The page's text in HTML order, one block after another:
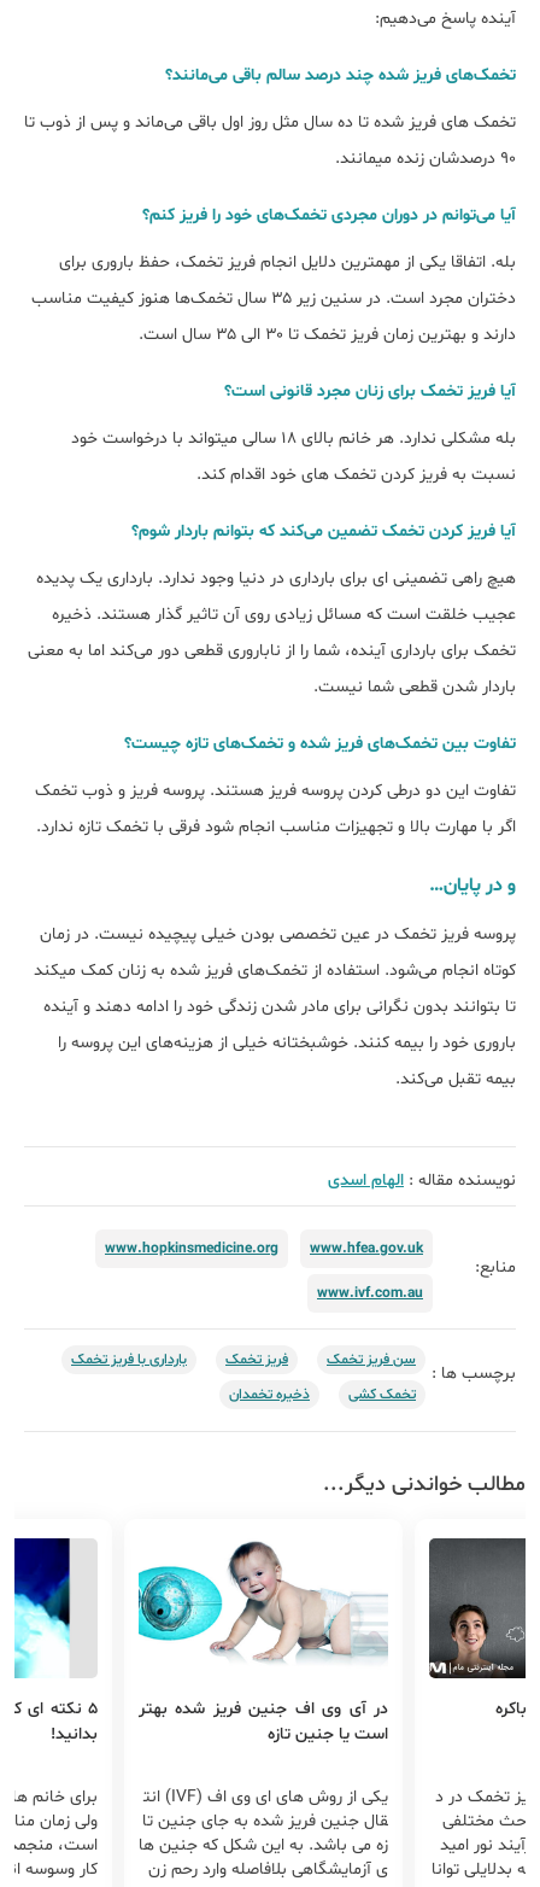
آینده پاسخ می‌دهیم:
تخمک‌های فریز شده چند درصد سالم باقی می‌مانند؟
تخمک های فریز شده تا ده سال مثل روز اول باقی می‌ماند و پس از ذوب تا
۹۰ درصدشان زنده میمانند.
آیا می‌توانم در دوران مجردی تخمک‌های خود را فریز کنم؟
بله. اتفاقا یکی از مهمترین دلایل انجام فریز تخمک، حفظ باروری برای
دختران مجرد است. در سنین زیر ۳۵ سال تخمک‌ها هنوز کیفیت مناسب
دارند و بهترین زمان فریز تخمک تا ۳۰ الی ۳۵ سال است.
آیا فریز تخمک برای زنان مجرد قانونی است؟
بله مشکلی ندارد. هر خانم بالای ۱۸ سالی میتواند با درخواست خود
نسبت به فریز کردن تخمک های خود اقدام کند.
آیا فریز کردن تخمک تضمین می‌کند که بتوانم باردار شوم؟
هیچ راهی تضمینی ای برای بارداری در دنیا وجود ندارد. بارداری یک پدیده
عجیب خلقت است که مسائل زیادی روی آن تاثیر گذار هستند. ذخیره
تخمک برای بارداری آینده، شما را از ناباروری قطعی دور می‌کند اما به معنی
باردار شدن قطعی شما نیست.
تفاوت بین تخمک‌های فریز شده و تخمک‌های تازه چیست؟
تفاوت این دو درطی کردن پروسه فریز هستند. پروسه فریز و ذوب تخمک
اگر با مهارت بالا و تجهیزات مناسب انجام شود فرقی با تخمک تازه ندارد.
و در پایان…
پروسه فریز تخمک در عین تخصصی بودن خیلی پیچیده نیست. در زمان
کوتاه انجام می‌شود. استفاده از تخمک‌های فریز شده به زنان کمک میکند
تا بتوانند بدون نگرانی برای مادر شدن زندگی خود را ادامه دهند و آینده
باروری خود را بیمه کنند. خوشبختانه خیلی از هزینه‌های این پروسه را
بیمه تقبل می‌کند.
نویسنده مقاله : الهام اسدی
منابع:
www.hfea.gov.uk
www.hopkinsmedicine.org
www.ivf.com.au
برچسب ها :
سن فریز تخمک فریز تخمک
بارداری با فریز تخمک
تخمک کشی
ذخیره تخمدان
مطالب خواندنی دیگر...
باکره
تخمک در د
مختلفی
نور امید
بدلایلی توانا
در آی وی اف جنین فریز شده بهتر
است یا جنین تازه
یکی از روش های ای وی اف (IVF) انت
قال جنین فریز شده به جای جنین تا
زه می باشد. به این شکل که جنین ها
ی آزمایشگاهی بلافاصله وارد رحم زن
5 نکته ای
بدانید!
برای خانم
ولی زمان
است، منجمد
کار وسوسه